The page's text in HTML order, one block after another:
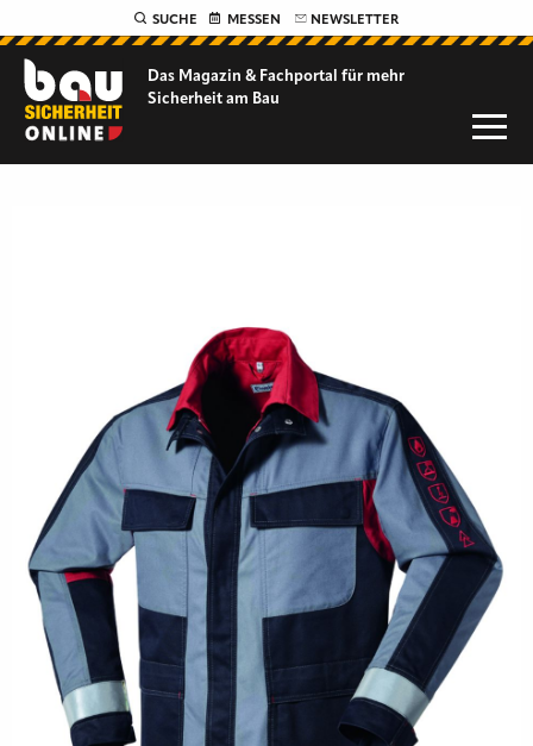
SUCHE MESSEN NEWSLETTER
Das Magazin & Fachportal für mehr
Sicherheit am Bau